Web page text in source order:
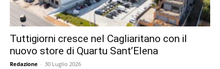
Tuttigiorni cresce nel Cagliaritano con il
nuovo store di Quartu Sant’Elena
Redazione - 30 Luglio 2026